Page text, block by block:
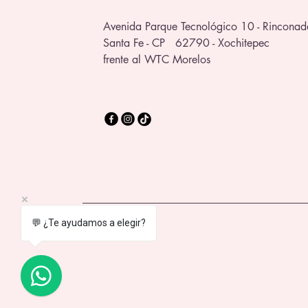
Avenida Parque Tecnológico 10 -
Santa Fe - CP 62790 - Xochitepec
frente al WTC Morelos
💬 ¿Te ayudamos a elegir?